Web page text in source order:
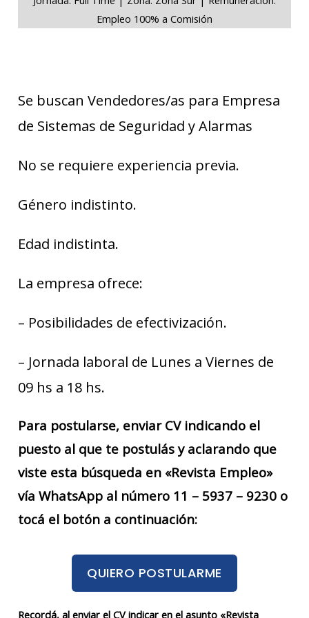
Empleo 100% a Comisión
Se buscan Vendedores/as para Empresa
de Sistemas de Seguridad y Alarmas
No se requiere experiencia previa.
Género indistinto.
Edad indistinta.
La empresa ofrece:
– Posibilidades de efectivización.
– Jornada laboral de Lunes a Viernes de
09 hs a 18 hs.
Para postularse, enviar CV indicando el
puesto al que te postulás y aclarando que
viste esta búsqueda en «Revista Empleo»
vía WhatsApp al número 11 – 5937 – 9230 o
tocá el botón a continuación:
QUIERO POSTULARME
Recordá, al enviar el CV indicar en el asunto «Revista